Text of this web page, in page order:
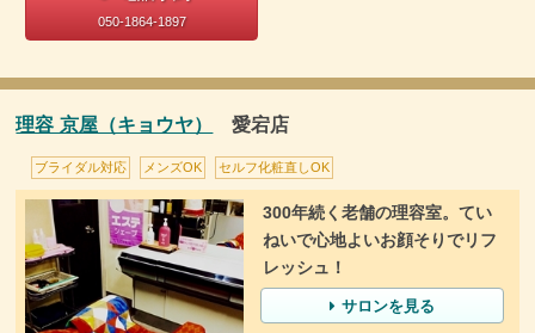
050-1864-1897
理容 京屋（キョウヤ） 愛宕店
ブライダル対応 メンズOK セルフ化粧直しOK
300年続く老舗の理容室。てい
ねいで心地よいお顔そりでリフ
レッシュ！
サロンを見る